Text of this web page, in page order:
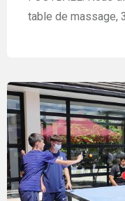
table de massage,